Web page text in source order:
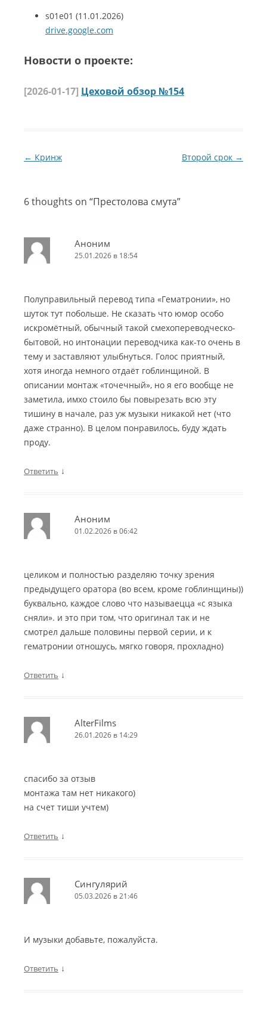
s01e01 (11.01.2026)
drive.google.com
Новости о проекте:
[2026-01-17] Цеховой обзор №154
Навигация по записям
← Кринж Второй срок →
6 thoughts on “Престолова смута”
Аноним
25.01.2026 в 18:54
Полуправильный перевод типа «Гематронии», но
шуток тут побольше. Не сказать что юмор особо
искромётный, обычный такой смехопереводческо-
бытовой, но интонации переводчика как-то очень в
тему и заставляют улыбнуться. Голос приятный,
хотя иногда немного отдаёт гоблинщиной. В
описании монтаж «точечный», но я его вообще не
заметила, имхо стоило бы повырезать всю эту
тишину в начале, раз уж музыки никакой нет (что
даже странно). В целом понравилось, буду ждать
проду.
Ответить ↓
Аноним
01.02.2026 в 06:42
целиком и полностью разделяю точку зрения
предыдущего оратора (во всем, кроме гоблинщины))
буквально, каждое слово что называецца «с языка
сняли». и это при том, что оригинал так и не
смотрел дальше половины первой серии, и к
гематронии отношусь, мягко говоря, прохладно)
Ответить ↓
AlterFilms
26.01.2026 в 14:29
спасибо за отзыв
монтажа там нет никакого)
на счет тиши учтем)
Ответить ↓
Сингулярий
05.03.2026 в 21:46
И музыки добавьте, пожалуйста.
Ответить ↓